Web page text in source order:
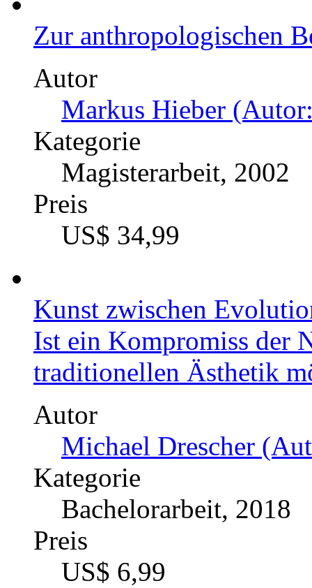
Zur anthropologischen
Autor
Markus Hieber
Kategorie
Magisterarbeit, 2002
Preis
US$ 34,99
Kunst zwischen
Ist ein Kompromiss der
traditionellen Ästhetik
Autor
Michael Drescher
Kategorie
Bachelorarbeit, 2018
Preis
US$ 6,99